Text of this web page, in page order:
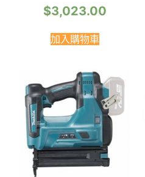
$3,023.00
加入購物車